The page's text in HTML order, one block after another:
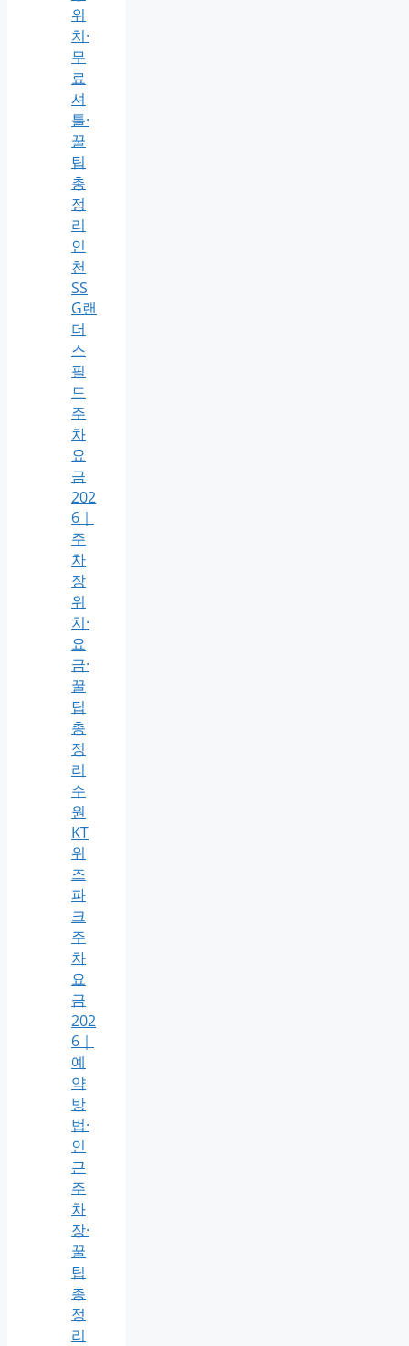
위
치·
무
료
셔
틀·
꿀
팁
총
정
리
인
천
SS
G랜
더
스
필
드
주
차
요
금
202
6｜
주
차
장
위
치·
요
금·
꿀
팁
총
정
리
수
원
KT
위
즈
파
크
주
차
요
금
202
6｜
예
약
방
법·
인
근
주
차
장·
꿀
팁
총
정
리